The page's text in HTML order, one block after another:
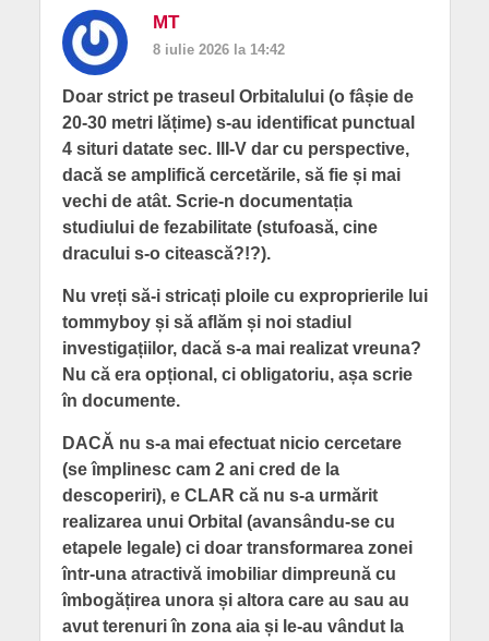
MT
8 iulie 2026 la 14:42
Doar strict pe traseul Orbitalului (o fâșie de
20-30 metri lățime) s-au identificat punctual
4 situri datate sec. III-V dar cu perspective,
dacă se amplifică cercetările, să fie și mai
vechi de atât. Scrie-n documentația
studiului de fezabilitate (stufoasă, cine
dracului s-o citească?!?).
Nu vreți să-i stricați ploile cu exproprierile lui
tommyboy și să aflăm și noi stadiul
investigațiilor, dacă s-a mai realizat vreuna?
Nu că era opțional, ci obligatoriu, așa scrie
în documente.
DACĂ nu s-a mai efectuat nicio cercetare
(se împlinesc cam 2 ani cred de la
descoperiri), e CLAR că nu s-a urmărit
realizarea unui Orbital (avansându-se cu
etapele legale) ci doar transformarea zonei
într-una atractivă imobiliar dimpreună cu
îmbogățirea unora și altora care au sau au
avut terenuri în zona aia și le-au vândut la